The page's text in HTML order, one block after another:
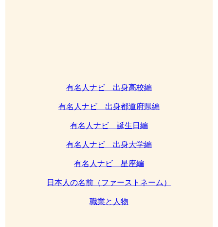
有名人ナビ 出身高校編
有名人ナビ 出身都道府県編
有名人ナビ 誕生日編
有名人ナビ 出身大学編
有名人ナビ 星座編
日本人の名前（ファーストネーム）
職業と人物